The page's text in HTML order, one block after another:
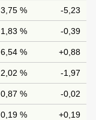
3,75 % -5,23
1,83 % -0,39
6,54 % +0,88
2,02 % -1,97
0,87 % -0,02
0,19 % +0,19